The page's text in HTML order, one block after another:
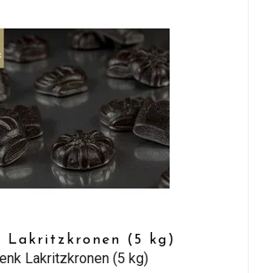
Lakritzkronen (5 kg)
Lakritzkronen (5 kg)